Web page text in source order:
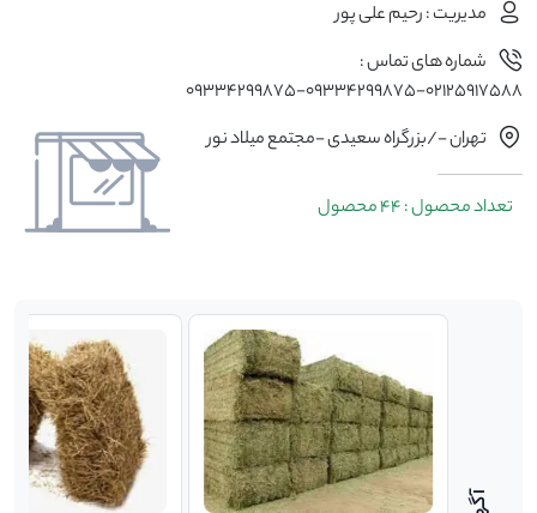
مدیریت : رحیم علی پور
شماره های تماس :
۰۲۱٢۵۹۱۷۵۸۸-۰۹۳۳۴۲۹۹۸۷۵-09334299875
تهران -/بزرگراه سعیدی -مجتمع میلاد نور
تعداد محصول : 44 محصول